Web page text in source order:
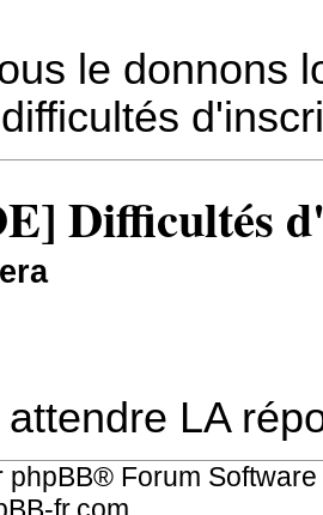
le donnons
Difficultés
attendre LA
phpBB® Forum